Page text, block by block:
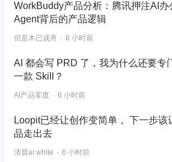
WorkBuddy产品分析：腾讯押注AI办
Agent背后的产品逻辑
但是木已成舟 6 小时前
AI 都会写 PRD 了，我为什么还要专
一款 Skill？
AI产品零度 6 小时前
Loopit已经让创作变简单， 下一步该
品走出去
清晨ai white 6 小时前